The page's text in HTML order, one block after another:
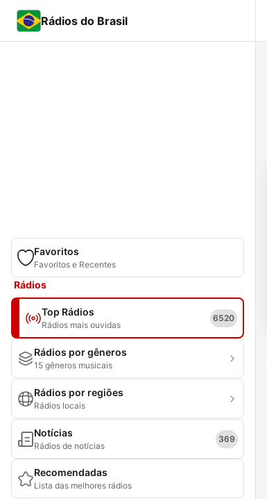
Rádios do Brasil
Favoritos
Favoritos e Recentes
Rádios
Top Rádios
Rádios mais ouvidas
6520
Rádios por gêneros
15 gêneros musicais
Rádios por regiões
Rádios locais
Notícias
Rádios de notícias
369
Recomendadas
Lista das melhores rádios